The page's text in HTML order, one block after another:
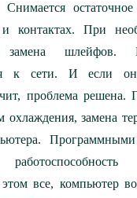
остаточное
контактах. При
замена шлейфов.
к сети. И если он
проблема решена.
охлаждения, замена
работоспособность
все, компьютер